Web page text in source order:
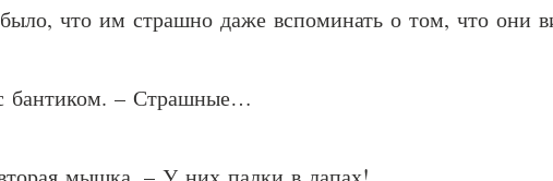
что им страшно даже вспоминать о том, что они
– Страшные…